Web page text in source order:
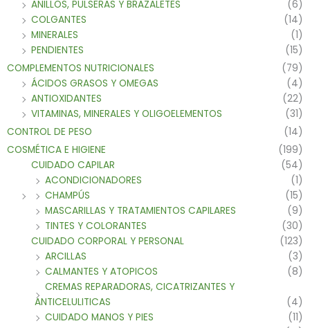
ANILLOS, PULSERAS Y BRAZALETES
(6)
COLGANTES
(14)
MINERALES
(1)
PENDIENTES
(15)
COMPLEMENTOS NUTRICIONALES
(79)
ÁCIDOS GRASOS Y OMEGAS
(4)
ANTIOXIDANTES
(22)
VITAMINAS, MINERALES Y OLIGOELEMENTOS
(31)
CONTROL DE PESO
(14)
COSMÉTICA E HIGIENE
(199)
CUIDADO CAPILAR
(54)
ACONDICIONADORES
(1)
CHAMPÚS
(15)
MASCARILLAS Y TRATAMIENTOS CAPILARES
(9)
TINTES Y COLORANTES
(30)
CUIDADO CORPORAL Y PERSONAL
(123)
ARCILLAS
(3)
CALMANTES Y ATOPICOS
(8)
CREMAS REPARADORAS, CICATRIZANTES Y
ANTICELULITICAS
(4)
CUIDADO MANOS Y PIES
(11)